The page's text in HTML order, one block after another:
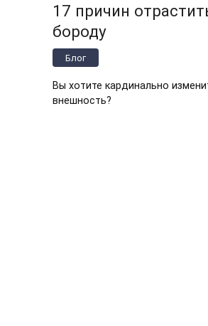
17 причин
бороду
Блог
Вы хотите кардинально
внешность?